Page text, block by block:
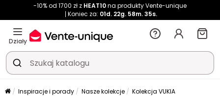
-10% od 1700 zł z HEAT10na produkty Vente-unique
Koniec za: 01d. 22g. 58m. 34s.
Działy
Inspiracje i porady Nasze kolekcje Kolekcja VUKIA